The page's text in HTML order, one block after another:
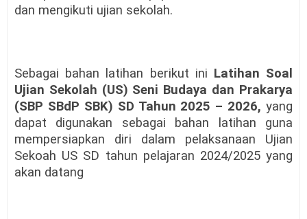
dan mengikuti ujian sekolah.
Sebagai bahan latihan berikut ini Latihan Soal
Ujian Sekolah (US) Seni Budaya dan Prakarya
(SBP SBdP SBK) SD Tahun 2025 – 2026, yang
dapat digunakan sebagai bahan latihan guna
mempersiapkan diri dalam pelaksanaan Ujian
Sekoah US SD tahun pelajaran 2024/2025 yang
akan datang